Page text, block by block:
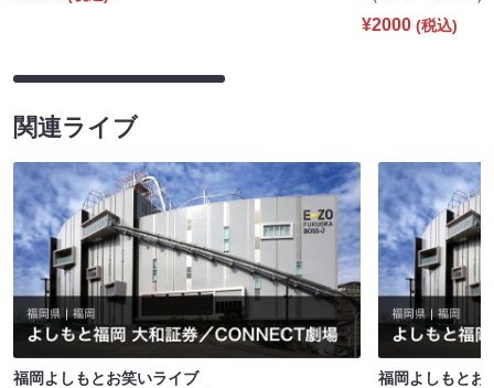
¥2000 (税込)
関連ライブ
福岡よしもとお笑いライブ
福岡よしもとお